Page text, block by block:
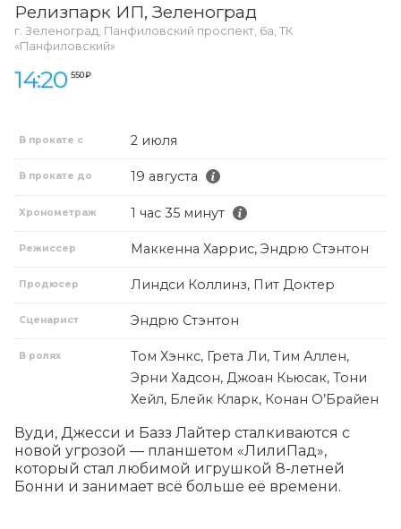
Релизпарк ИП, Зеленоград
г. Зеленоград, Панфиловский проспект, 6а, ТК
«Панфиловский»
14:20 550 ₽
В прокате с 2 июля
В прокате до 19 августа
Хронометраж 1 час 35 минут
Режиссер Маккенна Харрис, Эндрю Стэнтон
Продюсер Линдси Коллинз, Пит Доктер
Сценарист Эндрю Стэнтон
В ролях
Том Хэнкс, Грета Ли, Тим Аллен,
Эрни Хадсон, Джоан Кьюсак, Тони
Хейл, Блейк Кларк, Конан О’Брайен
Вуди, Джесси и Базз Лайтер сталкиваются с
новой угрозой — планшетом «ЛилиПад»,
который стал любимой игрушкой 8-летней
Бонни и занимает всё больше её времени.